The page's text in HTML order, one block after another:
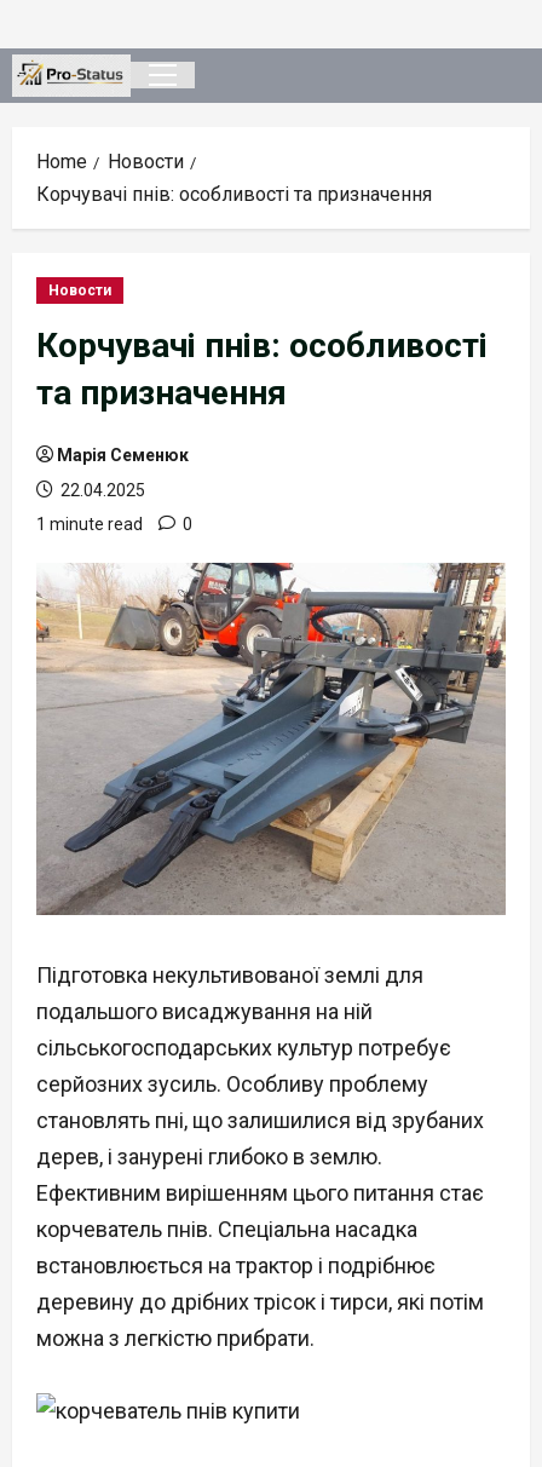
to
content
Primary
Home
Новости
Корчувачі пнів: особливості та призначення
Новости
Корчувачі пнів: особливості
та призначення
Марія Семенюк
22.04.2025
1 minute read
0
Підготовка некультивованої землі для
подальшого висаджування на ній
сільськогосподарських культур потребує
серйозних зусиль. Особливу проблему
становлять пні, що залишилися від зрубаних
дерев, і занурені глибоко в землю.
Ефективним вирішенням цього питання стає
корчеватель пнів. Спеціальна насадка
встановлюється на трактор і подрібнює
деревину до дрібних трісок і тирси, які потім
можна з легкістю прибрати.